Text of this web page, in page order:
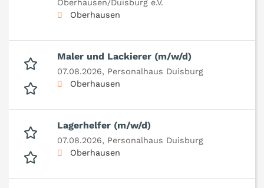
Oberhausen/Duisburg e.V.
Oberhausen
Maler und Lackierer (m/w/d)
07.08.2026, Personalhaus Duisburg
Oberhausen
Lagerhelfer (m/w/d)
07.08.2026, Personalhaus Duisburg
Oberhausen